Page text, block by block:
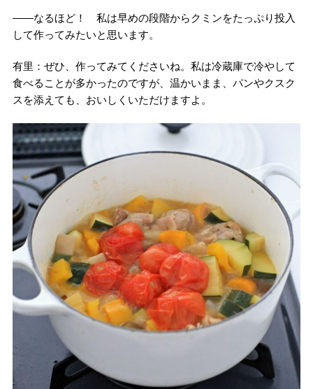
――なるほど！ 私は早めの段階からクミンをたっぷり投入
して作ってみたいと思います。
有里：ぜひ、作ってみてくださいね。私は冷蔵庫で冷やして
食べることが多かったのですが、温かいまま、パンやクスク
スを添えても、おいしくいただけますよ。